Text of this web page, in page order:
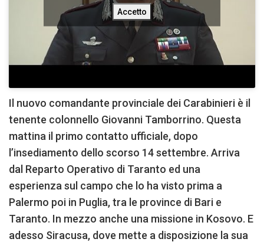
Accetto
Il nuovo comandante provinciale dei Carabinieri è il
tenente colonnello Giovanni Tamborrino. Questa
mattina il primo contatto ufficiale, dopo
l’insediamento dello scorso 14 settembre. Arriva
dal Reparto Operativo di Taranto ed una
esperienza sul campo che lo ha visto prima a
Palermo poi in Puglia, tra le province di Bari e
Taranto. In mezzo anche una missione in Kosovo. E
adesso Siracusa, dove mette a disposizione la sua